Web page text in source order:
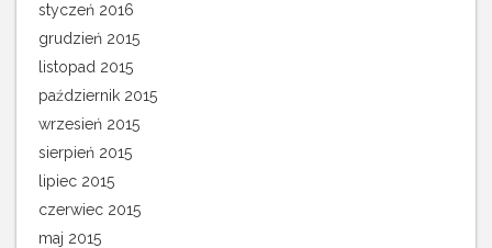
styczeń 2016
grudzień 2015
listopad 2015
październik 2015
wrzesień 2015
sierpień 2015
lipiec 2015
czerwiec 2015
maj 2015